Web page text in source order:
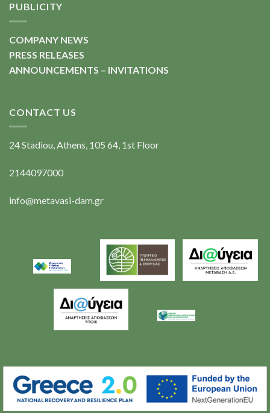
PUBLICITY
COMPANY NEWS
PRESS RELEASES
ANNOUNCEMENTS – INVITATIONS
CONTACT US
24 Stadiou, Athens, 105 64, 1st Floor
2144097000
info@metavasi-dam.gr